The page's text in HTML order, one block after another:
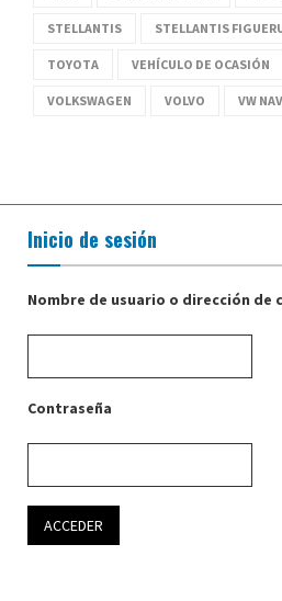
STELLANTIS STELLANTIS
TOYOTA VEHÍCULO DE OCASIÓN
VOLKSWAGEN VOLVO VW
Inicio de sesión
Nombre de usuario o dirección
Contraseña